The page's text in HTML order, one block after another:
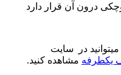
درون آن قرار دارد
در سایت
یکطرفه مشاهده کنید.